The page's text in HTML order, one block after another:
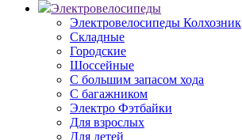
Электровелосипеды
Электровелосипеды Колхозник
Складные
Городские
Шоссейные
С большим запасом хода
С багажником
Электро Фэтбайки
Для взрослых
Для детей